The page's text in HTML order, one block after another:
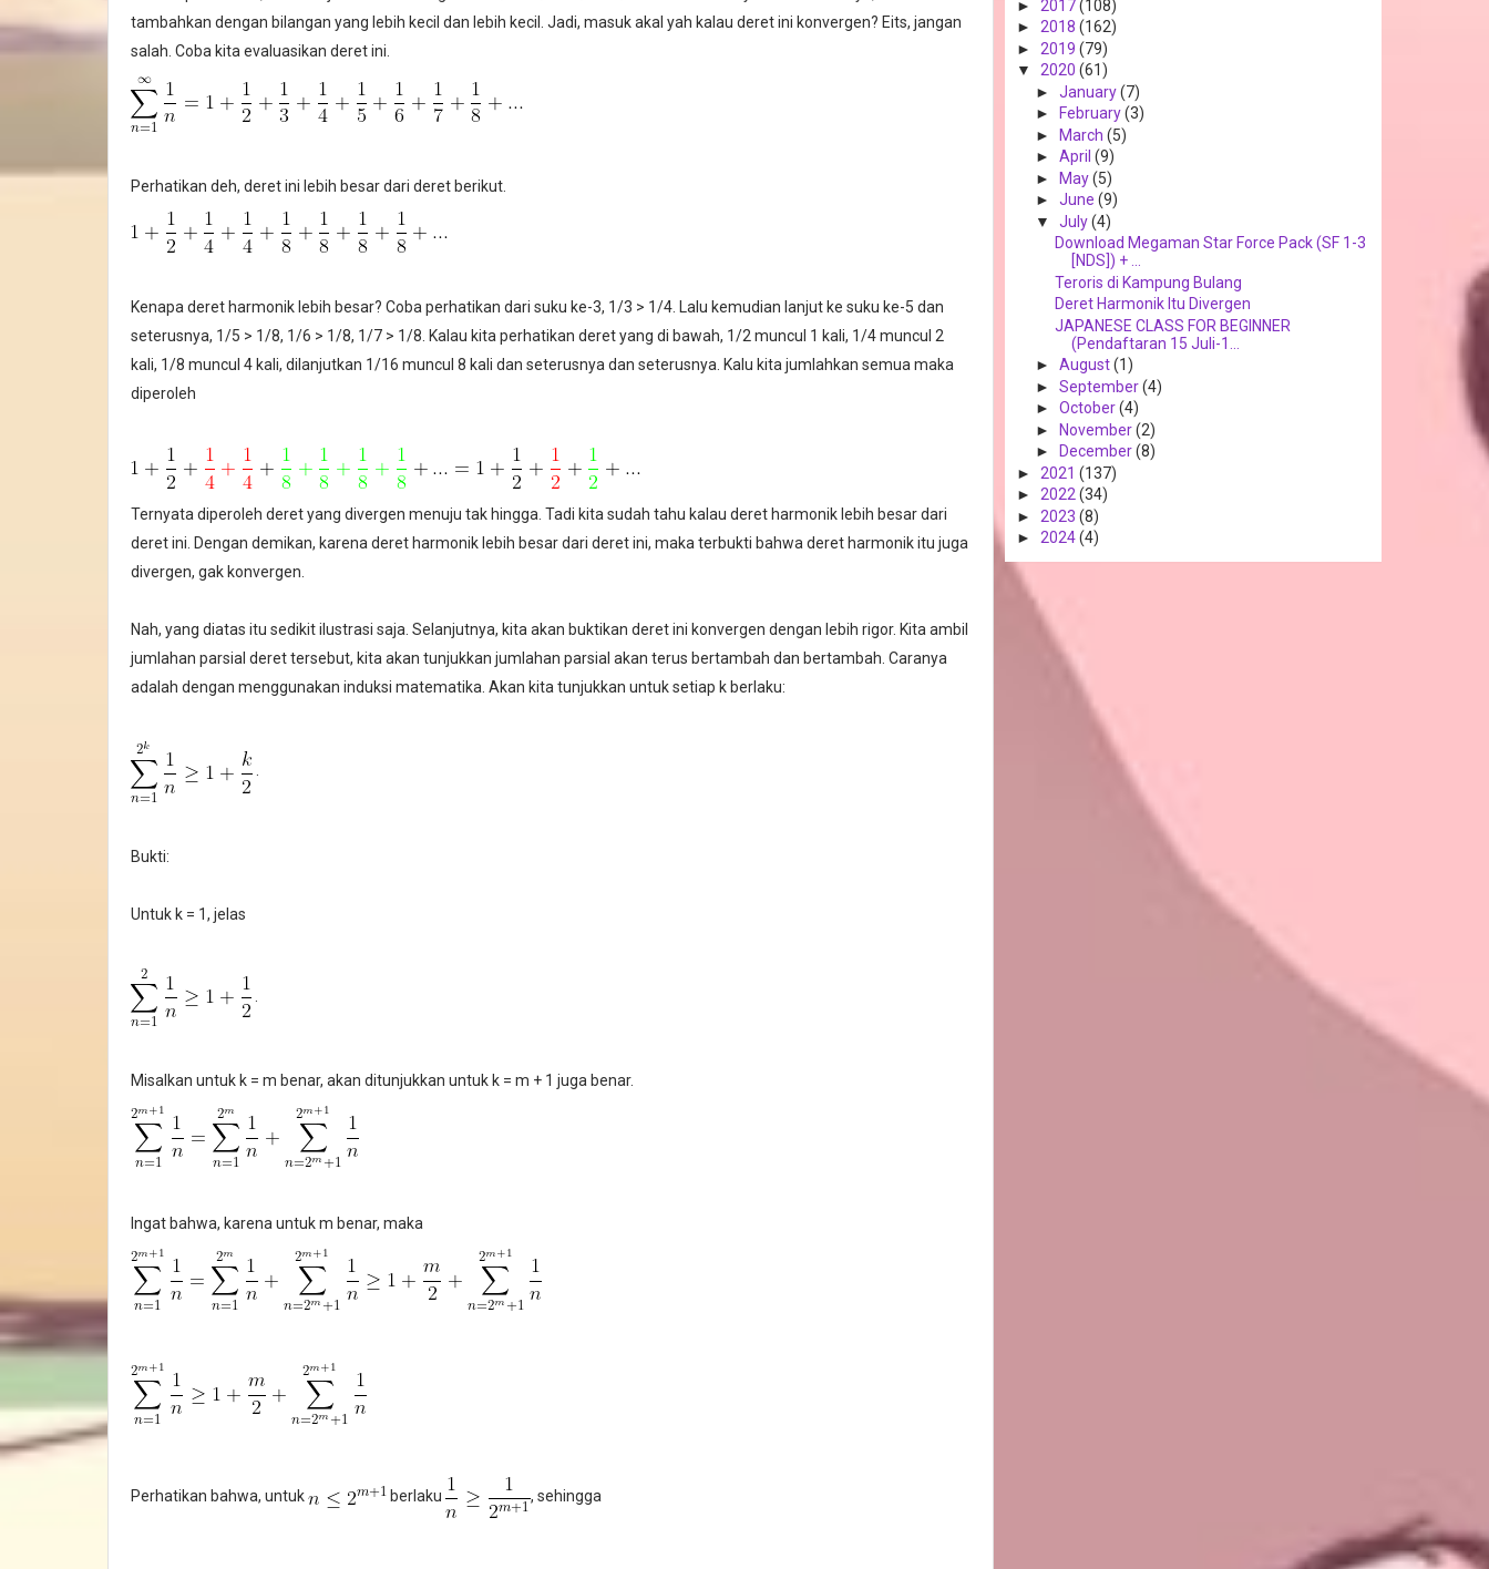
tambahkan dengan bilangan yang lebih kecil dan lebih kecil. Jadi, masuk akal yah kalau deret ini konvergen? Eits, jangan
salah. Coba kita evaluasikan deret ini.
Perhatikan deh, deret ini lebih besar dari deret berikut.
Kenapa deret harmonik lebih besar? Coba perhatikan dari suku ke-3, 1/3 > 1/4. Lalu kemudian lanjut ke suku ke-5 dan
seterusnya, 1/5 > 1/8, 1/6 > 1/8, 1/7 > 1/8. Kalau kita perhatikan deret yang di bawah, 1/2 muncul 1 kali, 1/4 muncul 2
kali, 1/8 muncul 4 kali, dilanjutkan 1/16 muncul 8 kali dan seterusnya dan seterusnya. Kalu kita jumlahkan semua maka
diperoleh
Ternyata diperoleh deret yang divergen menuju tak hingga. Tadi kita sudah tahu kalau deret harmonik lebih besar dari
deret ini. Dengan demikan, karena deret harmonik lebih besar dari deret ini, maka terbukti bahwa deret harmonik itu juga
divergen, gak konvergen.
Nah, yang diatas itu sedikit ilustrasi saja. Selanjutnya, kita akan buktikan deret ini konvergen dengan lebih rigor. Kita ambil
jumlahan parsial deret tersebut, kita akan tunjukkan jumlahan parsial akan terus bertambah dan bertambah. Caranya
adalah dengan menggunakan induksi matematika. Akan kita tunjukkan untuk setiap k berlaku:
Bukti:
Untuk k = 1, jelas
Misalkan untuk k = m benar, akan ditunjukkan untuk k = m + 1 juga benar.
Ingat bahwa, karena untuk m benar, maka
Perhatikan bahwa, untuk berlaku , sehingga
► 2017(108)
► 2018 (162)
► 2019 (79)
▼ 2020 (61)
► January(7)
►
February(3)
►
March (5)
► April (9)
►
May(5)
► June (9)
▼ July(4)
Download Megaman Star Force Pack (SF 1-3
[NDS]) + ...
Teroris di Kampung Bulang
Deret Harmonik Itu Divergen
JAPANESE CLASS FOR BEGINNER
(Pendaftaran 15 Juli-1...
► August(1)
► September(4)
► October(4)
►
November(2)
►
December(8)
► 2021 (137)
► 2022(34)
► 2023 (8)
► 2024(4)